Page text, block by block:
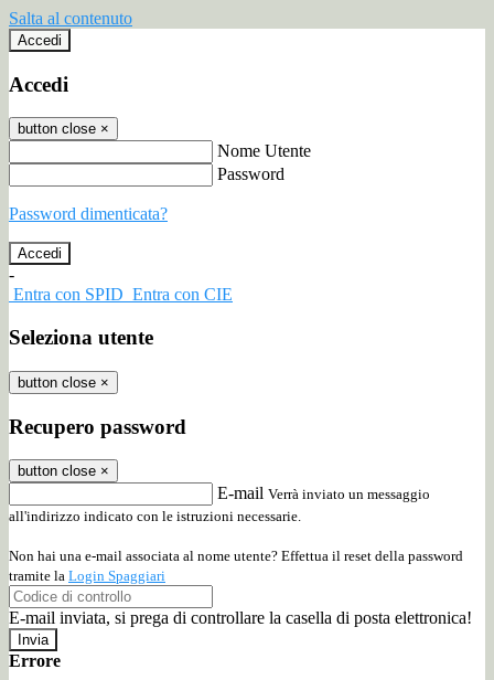
Salta al contenuto
Accedi
Accedi
button close ×
Nome Utente
Password
Password dimenticata?
-
Entra con SPID Entra con CIE
Seleziona utente
button close ×
Recupero password
button close ×
E-mail Verrà inviato un messaggio
all'indirizzo indicato con le istruzioni necessarie.
Non hai una e-mail associata al nome utente? Effettua il reset della password
tramite la Login Spaggiari
E-mail inviata, si prega di controllare la casella di posta elettronica!
Errore